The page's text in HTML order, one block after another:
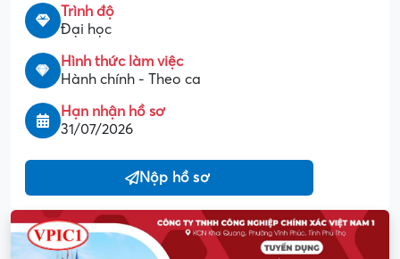
Trình độ
Đại học
Hình thức làm việc
Hành chính - Theo ca
Hạn nhận hồ sơ
31/07/2026
Nộp hồ sơ